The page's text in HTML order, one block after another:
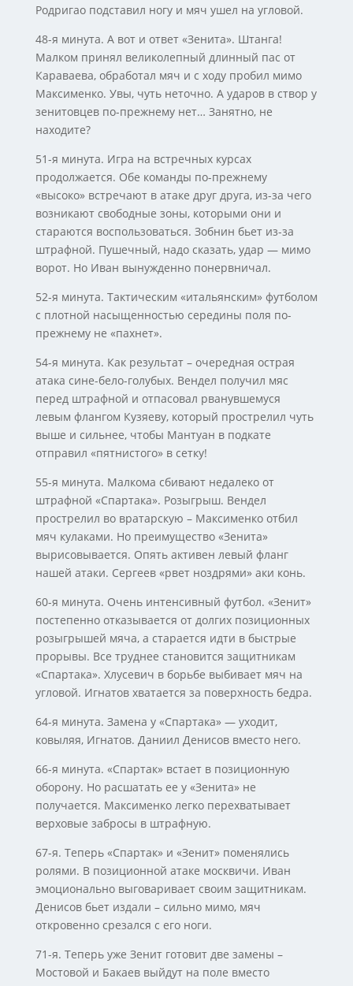
Родригао подставил ногу и мяч ушел на угловой.
48-я минута. А вот и ответ «Зенита». Штанга!
Малком принял великолепный длинный пас от
Караваева, обработал мяч и с ходу пробил мимо
Максименко. Увы, чуть неточно. А ударов в створ у
зенитовцев по-прежнему нет… Занятно, не
находите?
51-я минута. Игра на встречных курсах
продолжается. Обе команды по-прежнему
«высоко» встречают в атаке друг друга, из-за чего
возникают свободные зоны, которыми они и
стараются воспользоваться. Зобнин бьет из-за
штрафной. Пушечный, надо сказать, удар — мимо
ворот. Но Иван вынужденно понервничал.
52-я минута. Тактическим «итальянским» футболом
с плотной насыщенностью середины поля по-
прежнему не «пахнет».
54-я минута. Как результат – очередная острая
атака сине-бело-голубых. Вендел получил мяс
перед штрафной и отпасовал рванувшемуся
левым флангом Кузяеву, который прострелил чуть
выше и сильнее, чтобы Мантуан в подкате
отправил «пятнистого» в сетку!
55-я минута. Малкома сбивают недалеко от
штрафной «Спартака». Розыгрыш. Вендел
прострелил во вратарскую – Максименко отбил
мяч кулаками. Но преимущество «Зенита»
вырисовывается. Опять активен левый фланг
нашей атаки. Сергеев «рвет ноздрями» аки конь.
60-я минута. Очень интенсивный футбол. «Зенит»
постепенно отказывается от долгих позиционных
розыгрышей мяча, а старается идти в быстрые
прорывы. Все труднее становится защитникам
«Спартака». Хлусевич в борьбе выбивает мяч на
угловой. Игнатов хватается за поверхность бедра.
64-я минута. Замена у «Спартака» — уходит,
ковыляя, Игнатов. Даниил Денисов вместо него.
66-я минута. «Спартак» встает в позиционную
оборону. Но расшатать ее у «Зенита» не
получается. Максименко легко перехватывает
верховые забросы в штрафную.
67-я. Теперь «Спартак» и «Зенит» поменялись
ролями. В позиционной атаке москвичи. Иван
эмоционально выговаривает своим защитникам.
Денисов бьет издали – сильно мимо, мяч
откровенно срезался с его ноги.
71-я. Теперь уже Зенит готовит две замены –
Мостовой и Бакаев выйдут на поле вместо